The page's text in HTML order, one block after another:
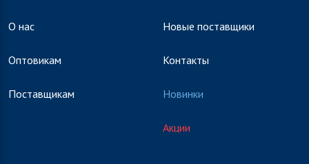
О нас
Оптовикам
Поставщикам
Новые поставщики
Контакты
Новинки
Акции